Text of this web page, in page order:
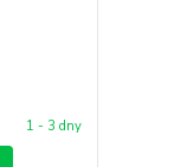
1 - 3 dny